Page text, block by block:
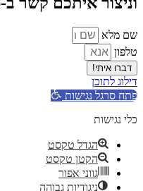
שם מלא
טלפון
דברו איתי!
דילוג לתוכן
פתח סרגל נגישות
כלי נגישות
הגדל טקסט
הקטן טקסט
גווני אפור
ניגודיות גבוהה